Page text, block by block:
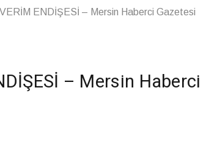
ENDİŞESİ – Mersin Haberci Gazetesi
– Mersin Haberci